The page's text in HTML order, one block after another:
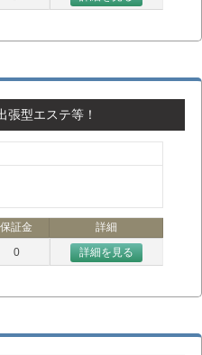
型エステ等！
保証金 詳細
0 詳細を見る